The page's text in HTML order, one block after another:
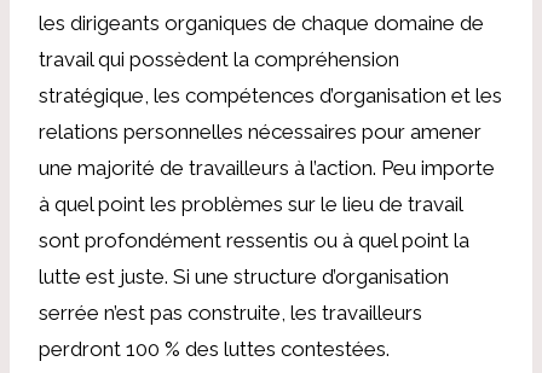
les dirigeants organiques de chaque domaine de
travail qui possèdent la compréhension
stratégique, les compétences d’organisation et les
relations personnelles nécessaires pour amener
une majorité de travailleurs à l’action. Peu importe
à quel point les problèmes sur le lieu de travail
sont profondément ressentis ou à quel point la
lutte est juste. Si une structure d’organisation
serrée n’est pas construite, les travailleurs
perdront 100 % des luttes contestées.